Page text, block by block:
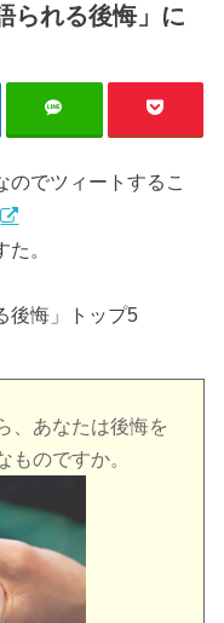
られる後悔」に
のでツィートするこ
。
後悔」トップ5
、あなたは後悔を
ものですか。